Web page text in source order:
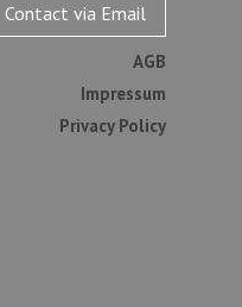
Contact via Email
AGB
Impressum
Privacy Policy